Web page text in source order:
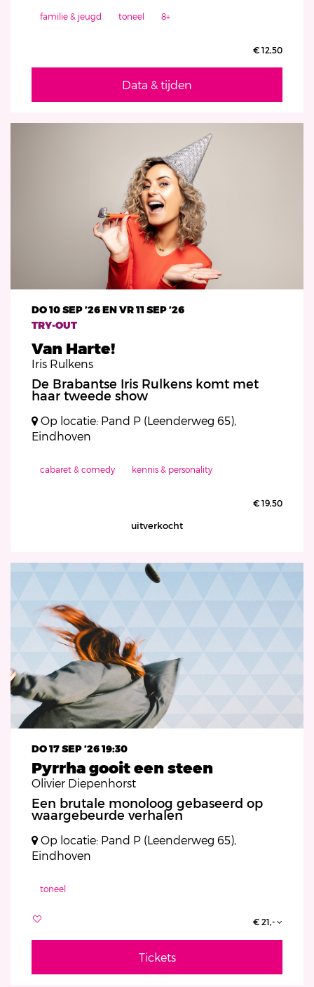
familie & jeugd toneel 8+
€ 12,50
Data & tijden
Van Harte!
Iris Rulkens
TRY-OUT
DO 10 SEP ’26ENVR 11 SEP ’26
De Brabantse Iris Rulkens komt met
haar tweede show
Op locatie: Pand P (Leenderweg 65),
Eindhoven
cabaret & comedy kennis & personality
€ 19,50
uitverkocht
Pyrrha gooit een steen
Olivier Diepenhorst
DO 17 SEP ’2619:30
Een brutale monoloog gebaseerd op
waargebeurde verhalen
Op locatie: Pand P (Leenderweg 65),
Eindhoven
toneel
€ 21,-
Tickets